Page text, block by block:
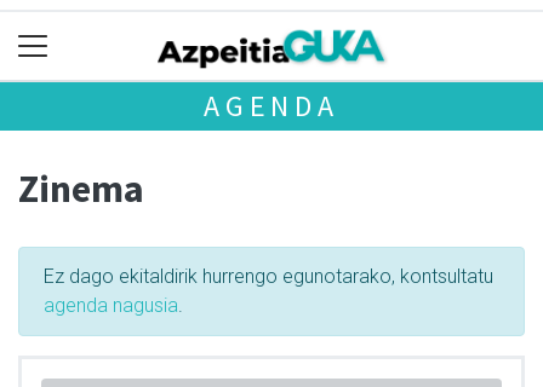
AGENDA
Zinema
Ez dago ekitaldirik hurrengo egunotarako, kontsultatu
agenda nagusia